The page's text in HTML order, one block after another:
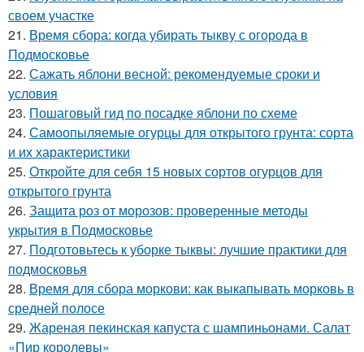
своем участке
21. Время сбора: когда убирать тыкву с огорода в
Подмосковье
22. Сажать яблони весной: рекомендуемые сроки и
условия
23. Пошаговый гид по посадке яблони по схеме
24. Самоопыляемые огурцы для открытого грунта: сорта
и их характеристики
25. Откройте для себя 15 новых сортов огурцов для
открытого грунта
26. Защита роз от морозов: проверенные методы
укрытия в Подмосковье
27. Подготовьтесь к уборке тыквы: лучшие практики для
подмосковья
28. Время для сбора моркови: как выкапывать морковь в
средней полосе
29. Жареная пекинская капуста с шампиньонами. Салат
«Пир королевы»